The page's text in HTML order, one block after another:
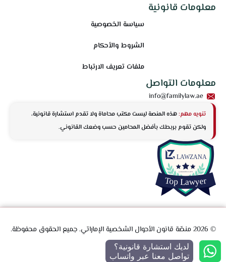
معلومات قانونية
سياسة الخصوصية
الشروط والأحكام
ملفات تعريف الارتباط
معلومات التواصل
info@familylaw.ae
تنويه مهم:هذه المنصة ليست مكتب محاماة ولا تقدم استشارة قانونية،
ولكن تقوم بربطك بأفضل المحامين حسب وضعك القانوني.
© 2026 منصّة قانون الأحوال الشخصية الإماراتي. جميع الحقوق محفوظة.
لديك استشارة قانونية؟
تواصل معنا عبر واتساب